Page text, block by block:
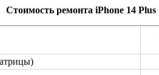
Стоимость ремонта iPhone 14 Plus